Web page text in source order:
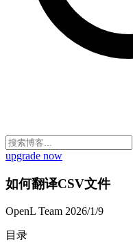
upgrade now
如何翻译CSV文件
OpenL Team 2026/1/9
目录